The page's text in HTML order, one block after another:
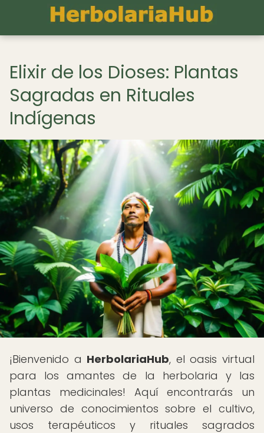
Elixir de los Dioses: Plantas
Sagradas en Rituales
Indígenas
¡Bienvenido a HerbolariaHub, el oasis virtual
para los amantes de la herbolaria y las
plantas medicinales! Aquí encontrarás un
universo de conocimientos sobre el cultivo,
usos terapéuticos y rituales sagrados